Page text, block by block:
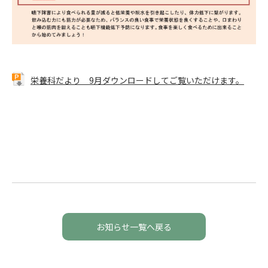
栄養科だより 9月ダウンロードしてご覧いただけます。
お知らせ一覧へ戻る